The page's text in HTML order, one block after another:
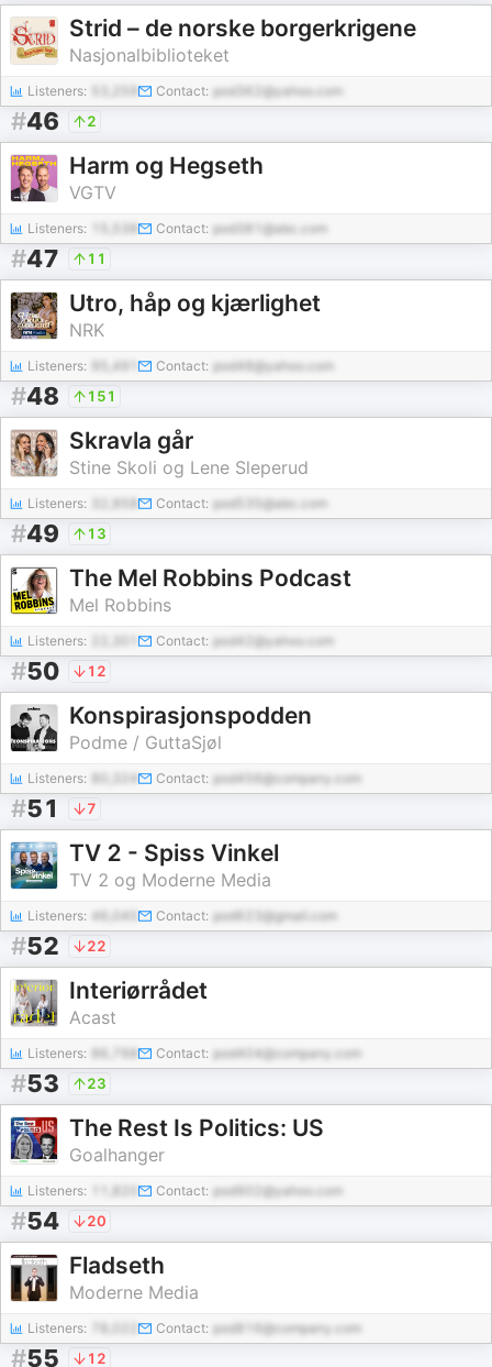
Strid – de norske borgerkrigene
Nasjonalbiblioteket
Listeners: Contact: pod362@yahoo.com
#46 2
Harm og Hegseth
VGTV
Listeners: Contact: pod381@abc.com
#47 11
Utro, håp og kjærlighet
NRK
Listeners: 95,491 Contact: pod48@yahoo.com
#48 151
Skravla går
Stine Skoli og Lene Sleperud
Listeners: Contact: pod535@abc.com
#49 13
The Mel Robbins Podcast
Mel Robbins
Listeners: Contact: pod42@yahoo.com
#50 12
Konspirasjonspodden
Podme / GuttaSjøl
Listeners: Contact: pod456@company.com
#51 7
TV 2 - Spiss Vinkel
TV 2 og Moderne Media
Listeners: 46,045 Contact: pod623@gmail.com
#52 22
Interiørrådet
Acast
Listeners: Contact: pod404@company.com
#53 23
The Rest Is Politics: US
Goalhanger
Listeners: Contact: pod902@yahoo.com
#54 20
Fladseth
Moderne Media
Listeners: Contact: pod816@company.com
#55 12